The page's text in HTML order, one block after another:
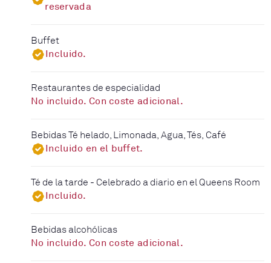
reservada
Buffet
Incluido.
Restaurantes de especialidad
No incluido. Con coste adicional.
Bebidas Té helado, Limonada, Agua, Tés, Café
Incluido en el buffet.
Té de la tarde - Celebrado a diario en el Queens Room
Incluido.
Bebidas alcohólicas
No incluido. Con coste adicional.